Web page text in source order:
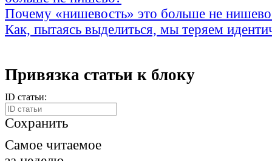
Почему «нишевость» это больше не
Как, пытаясь выделиться, мы теряем
Привязка статьи к блоку
ID статьи:
Сохранить
Самое читаемое